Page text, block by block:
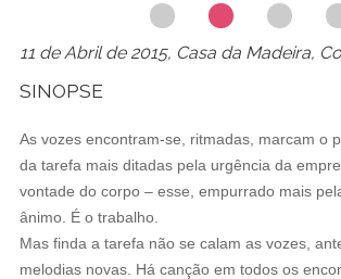
11 de Abril de 2015, Casa da Madeira,
SINOPSE
As vozes encontram-se, ritmadas, marcam o
da tarefa mais ditadas pela urgência da
vontade do corpo – esse, empurrado mais
ânimo. É o trabalho.
Mas finda a tarefa não se calam as vozes,
melodias novas. Há canção em todos os